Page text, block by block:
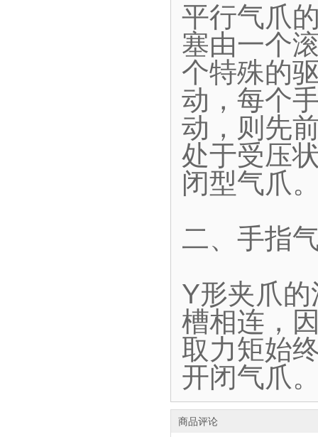
平行气爪
塞由一个
个特殊的
动，每个
动，则先
处于受压
闭型气爪
二、手指
Y形夹爪
槽相连，
取力矩始
开闭气爪
商品评论